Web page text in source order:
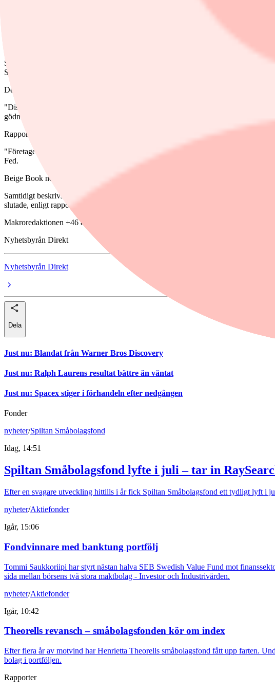
STOCKHOLM (Nyhetsbyrån Direkt) Sysselsättningen har varit stabil de senaste
Samtidigt ökade den ekonomiska aktiviteten i svag till måttlig takt i tio av Federal
Det framgår av Federal Reserves regionala konjunkturrapport, Beige Book, som
"Distrikten noterade att energirelaterade kostnader kopplade till konflikten i
gödningsmedel. Konsumenternas osäkerhet och oro över hur högre bränslepriser
Rapporten visar att de stigande kostnaderna ännu inte har dämpat efterfrågan i
"Företagens utsikter för de kommande sex månaderna visade små förändringar i
Fed.
Beige Book noterar också att nyanställningarna var som starkast inom
Samtidigt beskrivs arbetsmarknaden fortsatt som präglad av få nyanställningar
slutade, enligt rapporten.
Makroredaktionen +46 8 51917931 https://twitter.com/makroredaktion
Nyhetsbyrån Direkt
Nyhetsbyrån Direkt
Dela
Just nu: Blandat från Warner Bros Discovery
Just nu: Ralph Laurens resultat bättre än väntat
Just nu: Spacex stiger i förhandeln efter nedgången
Fonder
nyheter/Spiltan Småbolagsfond
Idag, 14:51
Spiltan Småbolagsfond lyfte i juli – tar in
Efter en svagare utveckling hittills i år fick Spiltan Småbolagsfond ett tydligt lyft i
nyheter/Aktiefonder
Igår, 15:06
Fondvinnare med banktung portfölj
Tommi Saukkoriipi har styrt nästan halva SEB Swedish Value Fund mot
sida mellan börsens två stora maktbolag - Investor och Industrivärden.
nyheter/Aktiefonder
Igår, 10:42
Theorells revansch – småbolagsfonden kör om index
Efter flera år av motvind har Henrietta Theorells småbolagsfond fått upp farten.
bolag i portföljen.
Rapporter